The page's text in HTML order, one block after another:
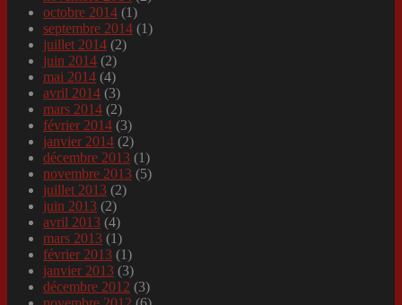
octobre 2014 (1)
septembre 2014 (1)
juillet 2014 (2)
juin 2014 (2)
mai 2014 (4)
avril 2014 (3)
mars 2014 (2)
février 2014 (3)
janvier 2014 (2)
décembre 2013 (1)
novembre 2013 (5)
juillet 2013 (2)
juin 2013 (2)
avril 2013 (4)
mars 2013 (1)
février 2013 (1)
janvier 2013 (3)
décembre 2012 (3)